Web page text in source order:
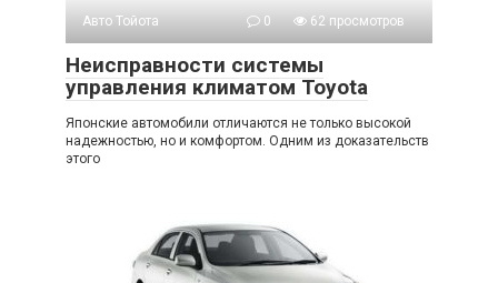
Авто Тойота
0 62 просмотров
Неисправности системы
управления климатом Toyota
Японские автомобили отличаются не только высокой
надежностью, но и комфортом. Одним из доказательств
этого